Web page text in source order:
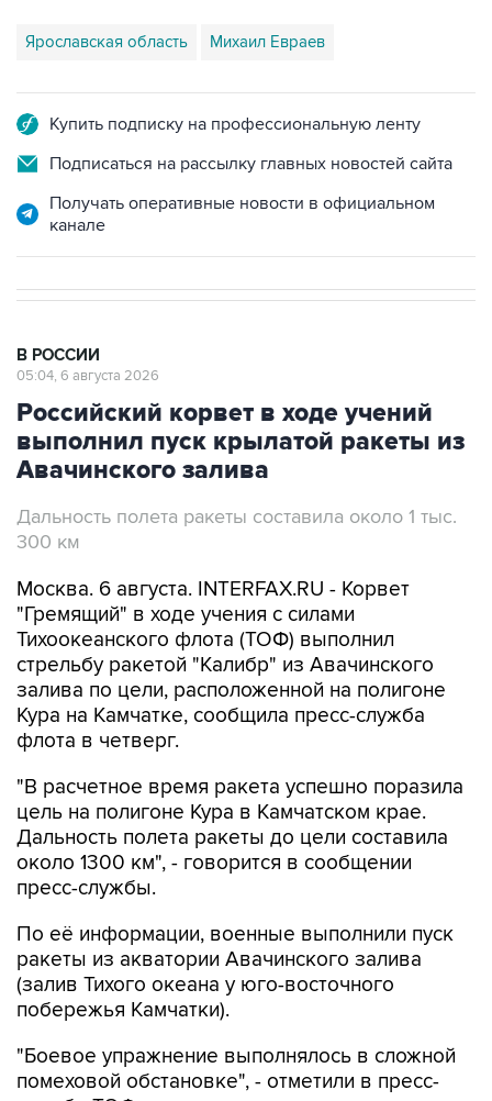
Ярославская область Михаил Евраев
Купить подписку на профессиональную ленту
Подписаться на рассылку главных новостей сайта
Получать оперативные новости в официальном
канале
В РОССИИ
05:04, 6 августа 2026
Российский корвет в ходе учений
выполнил пуск крылатой ракеты из
Авачинского залива
Дальность полета ракеты составила около 1 тыс.
300 км
Москва. 6 августа. INTERFAX.RU - Корвет
"Гремящий" в ходе учения с силами
Тихоокеанского флота (ТОФ) выполнил
стрельбу ракетой "Калибр" из Авачинского
залива по цели, расположенной на полигоне
Кура на Камчатке, сообщила пресс-служба
флота в четверг.
"В расчетное время ракета успешно поразила
цель на полигоне Кура в Камчатском крае.
Дальность полета ракеты до цели составила
около 1300 км", - говорится в сообщении
пресс-службы.
По её информации, военные выполнили пуск
ракеты из акватории Авачинского залива
(залив Тихого океана у юго-восточного
побережья Камчатки).
"Боевое упражнение выполнялось в сложной
помеховой обстановке", - отметили в пресс-